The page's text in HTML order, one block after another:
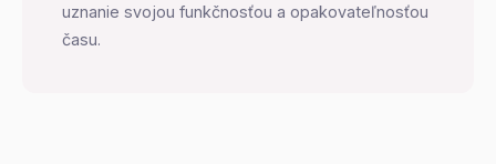
uznanie svojou funkčnosťou a opakovateľnosťou
času.